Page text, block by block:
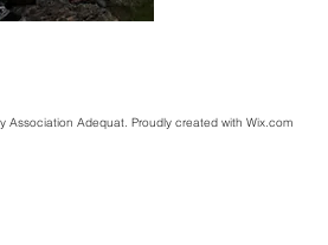
Association Adequat. Proudly created with Wix.com